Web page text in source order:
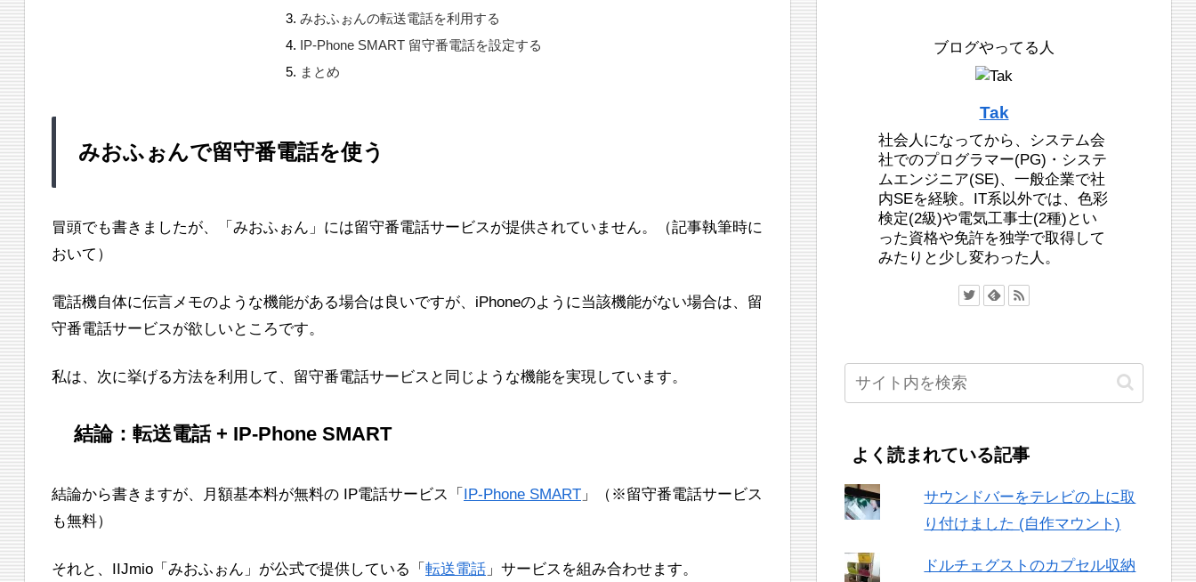
みおふぉんの転送電話を利用する
IP-Phone SMART 留守番電話を設定する
まとめ
みおふぉんで留守番電話を使う
冒頭でも書きましたが、「みおふぉん」には留守番電話サービスが提供されていません。（記事執筆時に
おいて）
電話機自体に伝言メモのような機能がある場合は良いですが、iPhoneのように当該機能がない場合は、留
守番電話サービスが欲しいところです。
私は、次に挙げる方法を利用して、留守番電話サービスと同じような機能を実現しています。
結論：転送電話 + IP-Phone SMART
結論から書きますが、月額基本料が無料の IP電話サービス「 IP-Phone SMART 」（※留守番電話サービス
も無料）
それと、IIJmio「みおふぉん」が公式で提供している「 転送電話 」サービスを組み合わせます。
ブログやってる人
Tak
社会人になってから、システム会
社でのプログラマー(PG)・システ
ムエンジニア(SE)、一般企業で社
内SEを経験。IT系以外では、色彩
検定(2級)や電気工事士(2種)とい
った資格や免許を独学で取得して
みたりと少し変わった人。
よく読まれている記事
サウンドバーをテレビの上に取
り付けました (自作マウント)
ドルチェグストのカプセル収納